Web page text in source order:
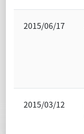
2015/06/17
2015/03/12